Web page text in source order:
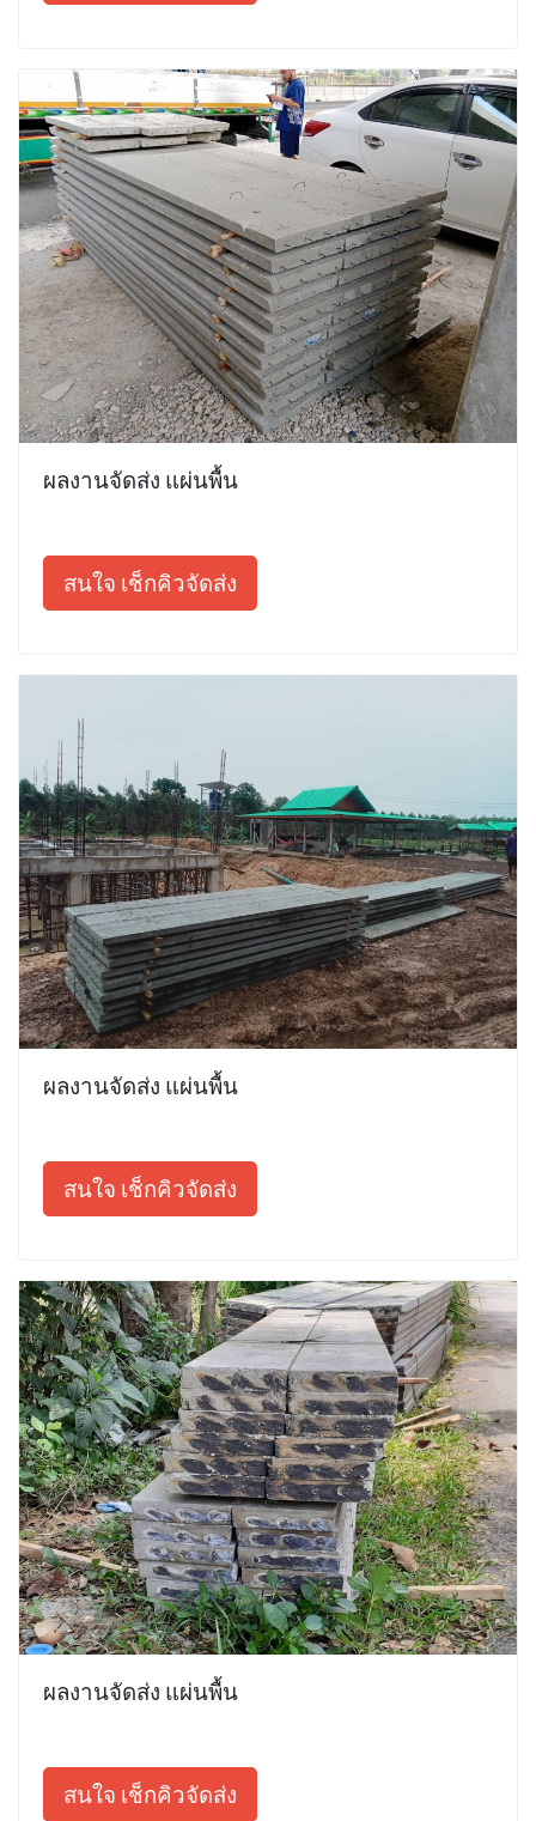
ผลงานจัดส่ง แผ่นพื้น
สนใจ เช็กคิวจัดส่ง
ผลงานจัดส่ง แผ่นพื้น
สนใจ เช็กคิวจัดส่ง
ผลงานจัดส่ง แผ่นพื้น
สนใจ เช็กคิวจัดส่ง